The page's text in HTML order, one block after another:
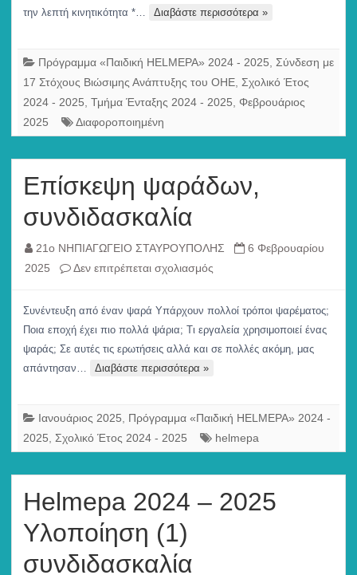
–
την λεπτή κινητικότητα *…
Διαβάστε περισσότερα »
Πρόγραμμα «Παιδική HELMEPA» 2024 - 2025
Σύνδεση με
17 Στόχους Βιώσιμης Ανάπτυξης του ΟΗΕ Σχολικό Έτος
2024 - 2025 Τμήμα Ένταξης 2024 - 2025 Φεβρουάριος
2025
Διαφοροποιημένη
Επίσκεψη ψαράδων,
συνδιδασκαλία
21ο ΝΗΠΙΑΓΩΓΕΙΟ ΣΤΑΥΡΟΥΠΟΛΗΣ
6 Φεβρουαρίου
2025
Δεν επιτρέπεται σχολιασμός
ψαράδων,
συνδιδασκαλία
Συνέντευξη από έναν ψαρά Υπάρχουν πολλοί τρόποι ψαρέματος;
Ποια εποχή έχει πιο πολλά ψάρια; Τι εργαλεία χρησιμοποιεί ένας
ψαράς; Σε αυτές τις ερωτήσεις αλλά και σε πολλές ακόμη, μας
απάντησαν…
Διαβάστε περισσότερα »
Ιανουάριος 2025
Πρόγραμμα «Παιδική HELMEPA» 2024 -
2025
Σχολικό Έτος 2024 - 2025 helmepa
Helmepa 2024 – 2025
Υλοποίηση (1)
συνδιδασκαλία